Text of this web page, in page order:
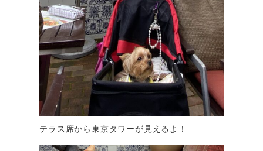
テラス席から東京タワーが見えるよ！